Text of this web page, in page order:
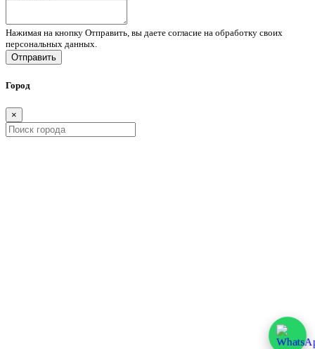
Нажимая на кнопку Отправить, вы даете согласие на обработку своих
персональных данных.
Отправить
Город
×